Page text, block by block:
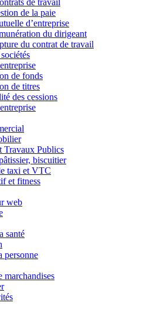
de travail
de la paie
d’entreprise
du dirigeant
du contrat de travail
de fonds
de titres
des cessions
Travaux Publics
biscuitier
taxi et VTC
et fitness
web
santé
personne
marchandises